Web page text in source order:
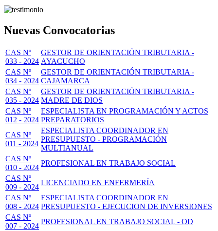
Nuevas Convocatorias
CAS Nº
033 - 2024
GESTOR DE ORIENTACIÓN TRIBUTARIA -
AYACUCHO
CAS Nº
034 - 2024
GESTOR DE ORIENTACIÓN TRIBUTARIA -
CAJAMARCA
CAS Nº
035 - 2024
GESTOR DE ORIENTACIÓN TRIBUTARIA -
MADRE DE DIOS
CAS Nº
012 - 2024
ESPECIALISTA EN PROGRAMACIÓN Y ACTOS
PREPARATORIOS
CAS Nº
011 - 2024
ESPECIALISTA COORDINADOR EN
PRESUPUESTO - PROGRAMACIÓN
MULTIANUAL
CAS Nº
010 - 2024
PROFESIONAL EN TRABAJO SOCIAL
CAS Nº
009 - 2024
LICENCIADO EN ENFERMERÍA
CAS Nº
008 - 2024
ESPECIALISTA COORDINADOR EN
PRESUPUESTO - EJECUCION DE INVERSIONES
CAS Nº
007 - 2024
PROFESIONAL EN TRABAJO SOCIAL - OD